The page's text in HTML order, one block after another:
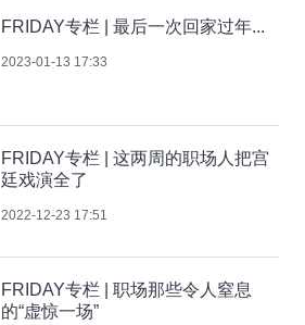
FRIDAY专栏 | 最后一次回家过年...
2023-01-13 17:33
FRIDAY专栏 | 这两周的职场人把宫
廷戏演全了
2022-12-23 17:51
FRIDAY专栏 | 职场那些令人窒息
的“虚惊一场”